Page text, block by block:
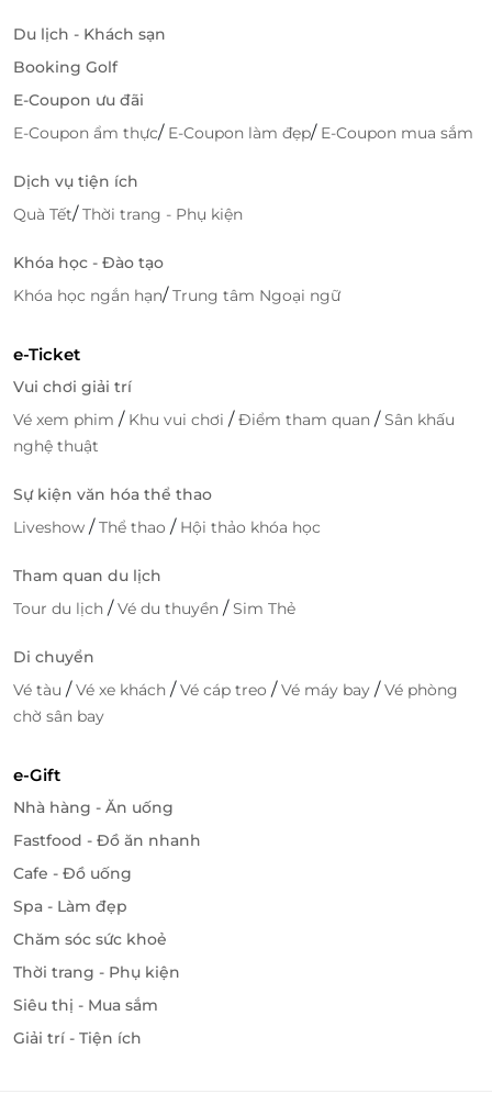
hấp dẫn. Thẻ quà tặng là món quà tuyệt vời dành
cho những ai yêu thích ẩm thực và muốn khám phá
thêm những hương vị mới.
Đừng bỏ lỡ cơ hội thưởng thức những món ăn đặc
Dimsum tạiLifeLink
hương vị ẩm thực Hồng Kông đích thực.
Du lịch - Khách sạn
Booking Golf
E-Coupon ưu đãi
E-Coupon ẩm thực/ E-Coupon làm đẹp/ E-Coupon mua sắm
Dịch vụ tiện ích
Quà Tết/Thời trang - Phụ kiện
Khóa học - Đào tạo
Khóa học ngắn hạn/Trung tâm Ngoại ngữ
e-Ticket
Vui chơi giải trí
Vé xem phim / Khu vui chơi /Điểm tham quan /Sân khấu
nghệ thuật
Sự kiện văn hóa thể thao
Liveshow /Thể thao / Hội thảo khóa học
Tham quan du lịch
Tour du lịch /Vé du thuyền /Sim Thẻ
Di chuyển
Vé tàu /Vé xe khách /Vé cáp treo /Vé máy bay /Vé phòng
chờ sân bay
e-Gift
Nhà hàng - Ăn uống
Fastfood - Đồ ăn nhanh
Cafe - Đồ uống
Spa - Làm đẹp
Chăm sóc sức khoẻ
Thời trang - Phụ kiện
Siêu thị - Mua sắm
Giải trí - Tiện ích